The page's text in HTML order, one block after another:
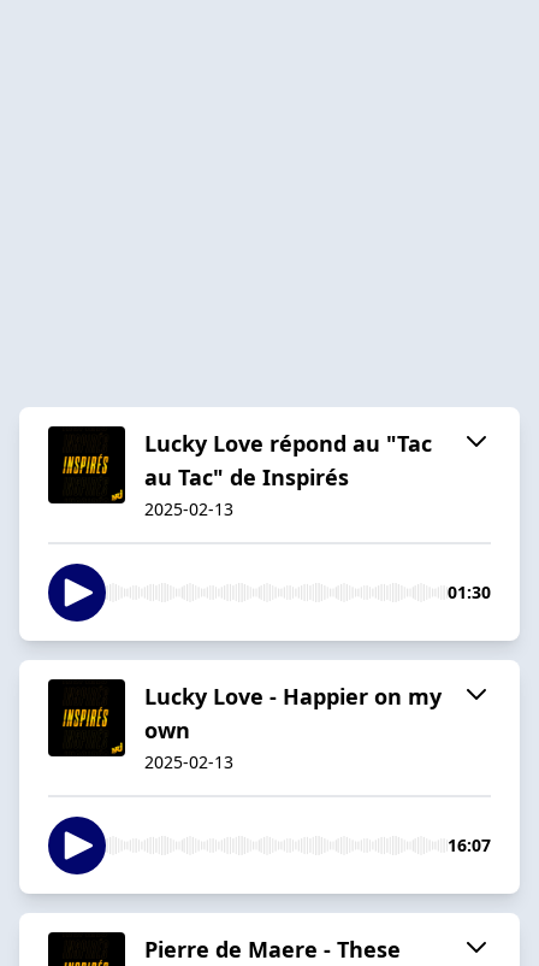
Lucky Love répond au "Tac
au Tac" de Inspirés
2025-02-13
01:30
Lucky Love - Happier on my
own
2025-02-13
16:07
Pierre de Maere - These